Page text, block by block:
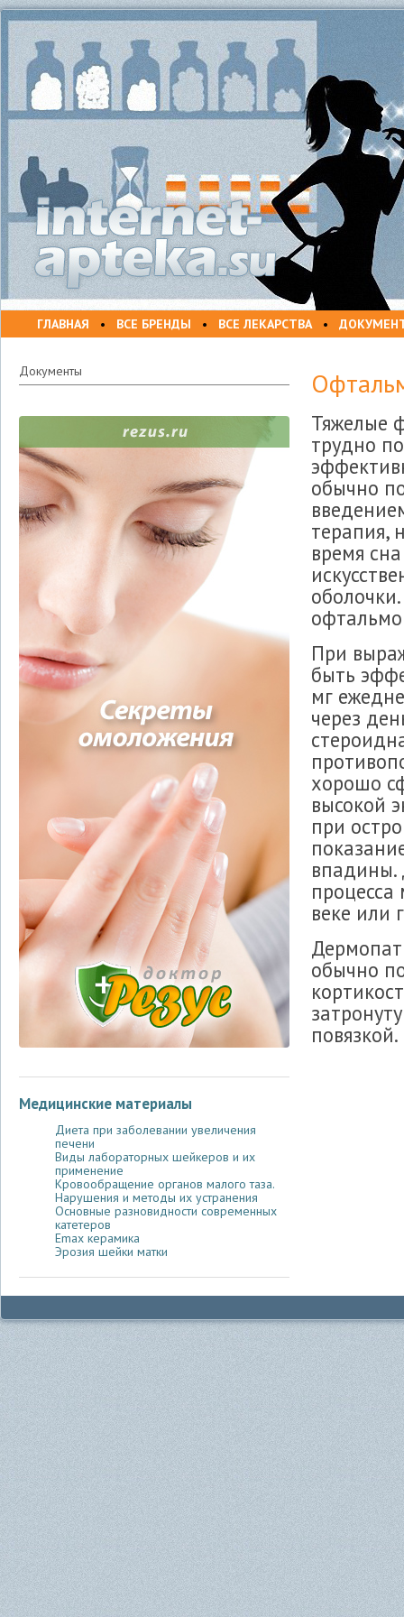
ГЛАВНАЯ • ВСЕ БРЕНДЫ • ВСЕ ЛЕКАРСТВА•
Документы
Медицинские материалы
Диета при заболевании увеличения
печени
Виды лабораторных шейкеров и их
применение
Кровообращение органов малого таза.
Нарушения и методы их устранения
Основные разновидности современных
катетеров
Emax керамика
Эрозия шейки матки
Тяжелые
трудно
обычно
терапия,
время
При
быть
мг
через
хорошо
высокой
при
впадины.
процесса
веке или
обычно
повязкой.